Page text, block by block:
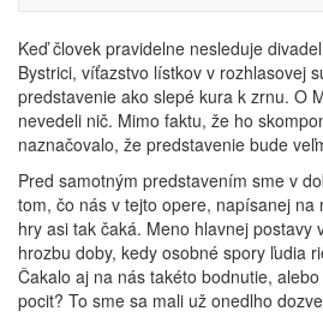
Keď človek pravidelne nesleduje
Bystrici, víťazstvo lístkov v rozhlasovej
predstavenie ako slepé kura k zrnu. O
nevedeli nič. Mimo faktu, že ho
naznačovalo, že predstavenie bude
Pred samotným predstavením sme v
tom, čo nás v tejto opere, napísanej na
hry asi tak čaká. Meno hlavnej postavy
hrozbu doby, kedy osobné spory ľudia
Čakalo aj na nás takéto bodnutie,
pocit? To sme sa mali už onedlho